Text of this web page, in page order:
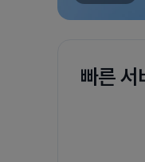
빠른 서